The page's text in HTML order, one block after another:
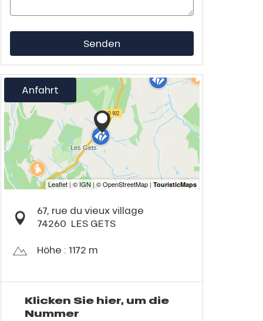
Senden
Anfahrt
67, rue du vieux village
74260 LES GETS
Höhe : 1172 m
Klicken Sie hier, um die
Nummer